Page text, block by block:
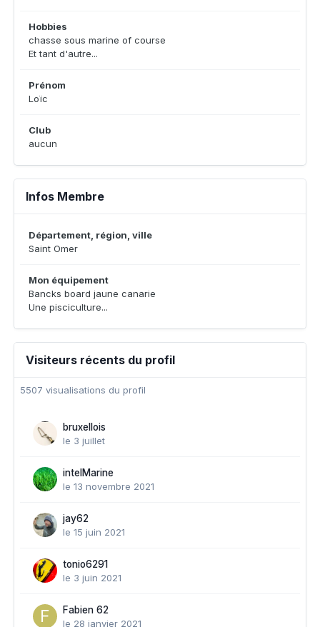
Hobbies
chasse sous marine of course
Et tant d'autre...
Prénom
Loïc
Club
aucun
Infos Membre
Département, région, ville
Saint Omer
Mon équipement
Bancks board jaune canarie
Une pisciculture...
Visiteurs récents du profil
5507 visualisations du profil
bruxellois
le 3 juillet
intelMarine
le 13 novembre 2021
jay62
le 15 juin 2021
tonio6291
le 3 juin 2021
Fabien 62
le 28 janvier 2021